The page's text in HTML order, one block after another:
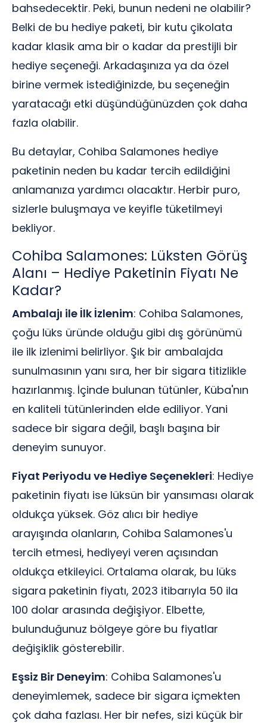
bahsedecektir. Peki, bunun nedeni ne olabilir?
Belki de bu hediye paketi, bir kutu çikolata
kadar klasik ama bir o kadar da prestijli bir
hediye seçeneği. Arkadaşınıza ya da özel
birine vermek istediğinizde, bu seçeneğin
yaratacağı etki düşündüğünüzden çok daha
fazla olabilir.
Bu detaylar, Cohiba Salamones hediye
paketinin neden bu kadar tercih edildiğini
anlamanıza yardımcı olacaktır. Herbir puro,
sizlerle buluşmaya ve keyifle tüketilmeyi
bekliyor.
Cohiba Salamones: Lüksten Görüş
Alanı – Hediye Paketinin Fiyatı Ne
Kadar?
Ambalajı ile İlk İzlenim: Cohiba Salamones,
çoğu lüks üründe olduğu gibi dış görünümü
ile ilk izlenimi belirliyor. Şık bir ambalajda
sunulmasının yanı sıra, her bir sigara titizlikle
hazırlanmış. İçinde bulunan tütünler, Küba'nın
en kaliteli tütünlerinden elde ediliyor. Yani
sadece bir sigara değil, başlı başına bir
deneyim sunuyor.
Fiyat Periyodu ve Hediye Seçenekleri: Hediye
paketinin fiyatı ise lüksün bir yansıması olarak
oldukça yüksek. Göz alıcı bir hediye
arayışında olanların, Cohiba Salamones'u
tercih etmesi, hediyeyi veren açısından
oldukça etkileyici. Ortalama olarak, bu lüks
sigara paketinin fiyatı, 2023 itibarıyla 50 ila
100 dolar arasında değişiyor. Elbette,
bulunduğunuz bölgeye göre bu fiyatlar
değişiklik gösterebilir.
Eşsiz Bir Deneyim: Cohiba Salamones'u
deneyimlemek, sadece bir sigara içmekten
çok daha fazlası. Her bir nefes, sizi küçük bir